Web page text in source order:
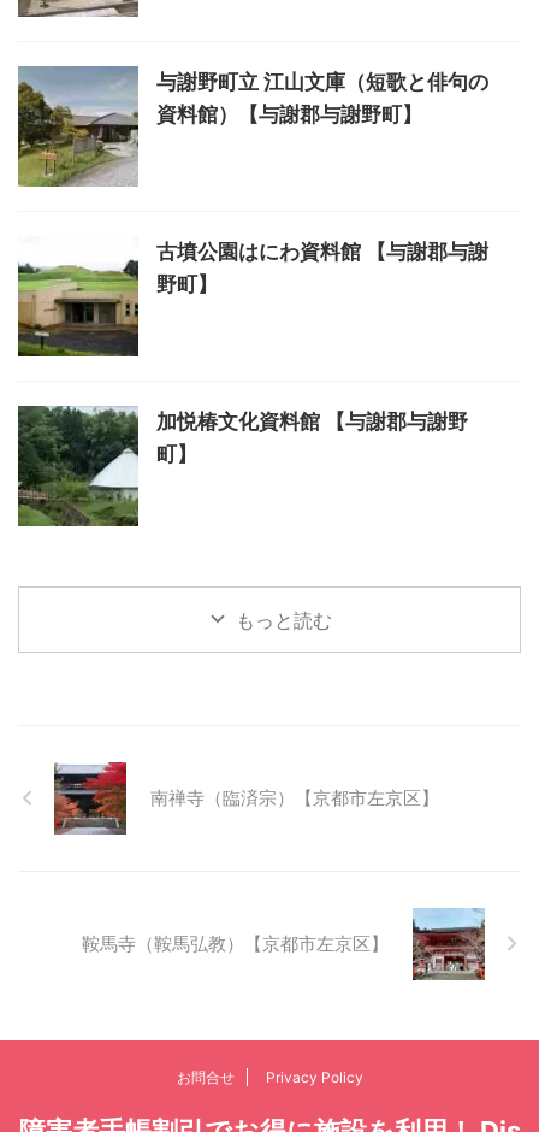
与謝野町立 江山文庫（短歌と俳句の
資料館）【与謝郡与謝野町】
古墳公園はにわ資料館 【与謝郡与謝
野町】
加悦椿文化資料館 【与謝郡与謝野
町】
もっと読む
南禅寺（臨済宗）【京都市左京区】
鞍馬寺（鞍馬弘教）【京都市左京区】
お問合せ Privacy Policy